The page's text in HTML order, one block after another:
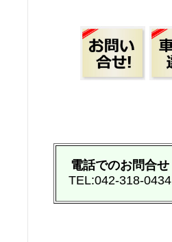
電話でのお問合せ
TEL:042-318-0434